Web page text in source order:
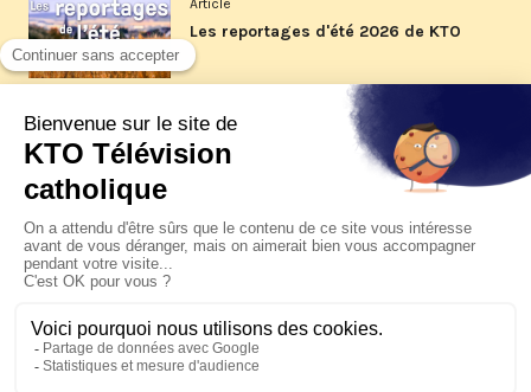
Article
Les reportages d'été 2026 de KTO
Article
La visite pastorale du pape Léon
XIV à Assise à suivre sur KTO le
Article
Le pape en Uruguay, Argentine et